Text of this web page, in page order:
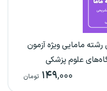
مامایی ویژه آزمون
علوم پزشکی
۱۴۹,۰۰۰ تومان